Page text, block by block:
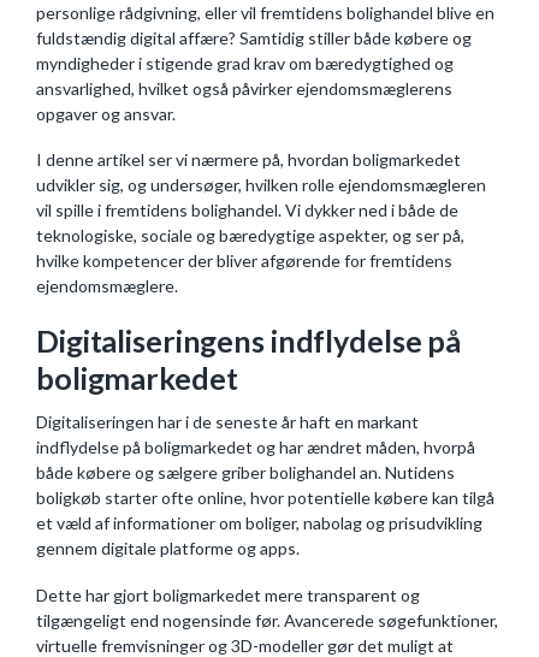
personlige rådgivning, eller vil fremtidens bolighandel blive en
fuldstændig digital affære? Samtidig stiller både købere og
myndigheder i stigende grad krav om bæredygtighed og
ansvarlighed, hvilket også påvirker ejendomsmæglerens
opgaver og ansvar.
I denne artikel ser vi nærmere på, hvordan boligmarkedet
udvikler sig, og undersøger, hvilken rolle ejendomsmægleren
vil spille i fremtidens bolighandel. Vi dykker ned i både de
teknologiske, sociale og bæredygtige aspekter, og ser på,
hvilke kompetencer der bliver afgørende for fremtidens
ejendomsmæglere.
Digitaliseringens indflydelse på
boligmarkedet
Digitaliseringen har i de seneste år haft en markant
indflydelse på boligmarkedet og har ændret måden, hvorpå
både købere og sælgere griber bolighandel an. Nutidens
boligkøb starter ofte online, hvor potentielle købere kan tilgå
et væld af informationer om boliger, nabolag og prisudvikling
gennem digitale platforme og apps.
Dette har gjort boligmarkedet mere transparent og
tilgængeligt end nogensinde før. Avancerede søgefunktioner,
virtuelle fremvisninger og 3D-modeller gør det muligt at